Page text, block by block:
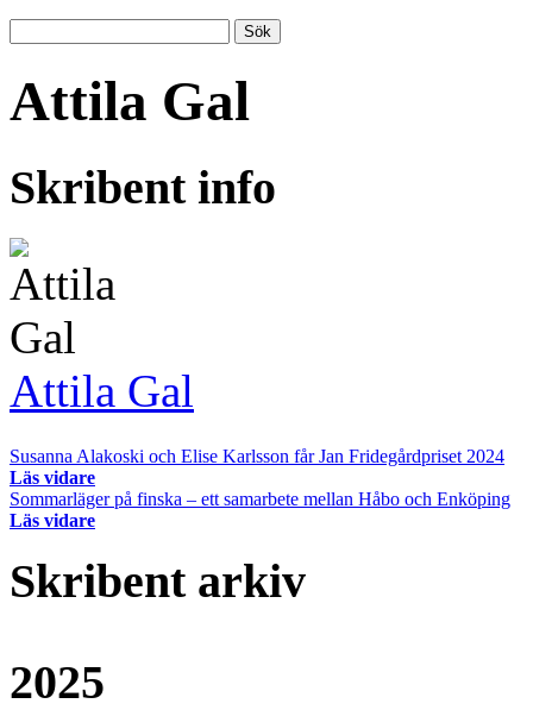
Sök
Attila Gal
Skribent info
Attila Gal
Susanna Alakoski och Elise Karlsson får Jan Fridegårdpriset 2024
Läs vidare
Sommarläger på finska – ett samarbete mellan Håbo och Enköping
Läs vidare
Skribent arkiv
2025